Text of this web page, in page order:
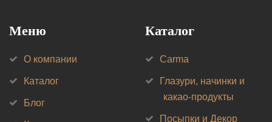
Меню
О компании
Каталог
Блог
Каталог
Carma
Глазури, начинки и
какао-продукты
Посыпки и Декор